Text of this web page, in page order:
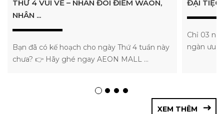
THỨ 4 VUI VẺ – NHÂN ĐÔI ĐIỂM WAON,
NHÂN ...
Bạn đã có kế hoạch cho ngày Thứ 4 tuần này
chưa? 👉 Hãy ghé ngay AEON MALL ...
ĐẠI TIỆC
Chỉ 03
ngàn ưu
XEM THÊM